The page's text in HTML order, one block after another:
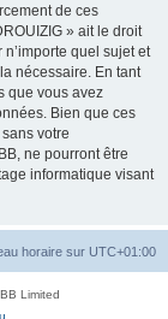
de ces
» ait le droit
quel sujet et
nécessaire. En tant
que vous avez
Bien que ces
votre
ne pourront être
informatique visant
horaire sur UTC+01:00
Limited